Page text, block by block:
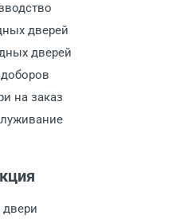
дверей
дверей
на заказ